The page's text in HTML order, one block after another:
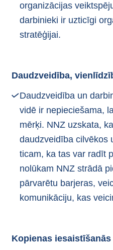
organizācijas
darbinieki ir uzticīgi
stratēģijai.
Daudzveidība,
Daudzveidība un
vidē ir nepieciešama,
mērķi. NNZ uzskata,
daudzveidība cilvēkos
ticam, ka tas var radīt
nolūkam NNZ strādā
pārvarētu barjeras,
komunikāciju, kas
Kopienas iesaistīšanās